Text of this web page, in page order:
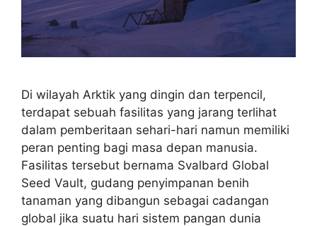
Di wilayah Arktik yang dingin dan terpencil,
terdapat sebuah fasilitas yang jarang terlihat
dalam pemberitaan sehari-hari namun memiliki
peran penting bagi masa depan manusia.
Fasilitas tersebut bernama Svalbard Global
Seed Vault, gudang penyimpanan benih
tanaman yang dibangun sebagai cadangan
global jika suatu hari sistem pangan dunia